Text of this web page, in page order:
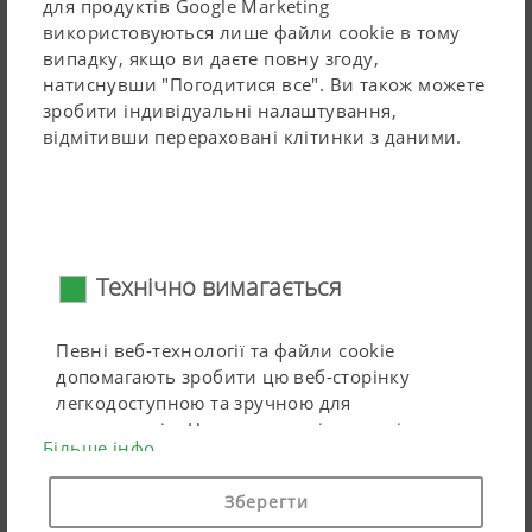
для продуктів Google Marketing
використовуються лише файли cookie в тому
випадку, якщо ви даєте повну згоду,
натиснувши "Погодитися все". Ви також можете
зробити індивідуальні налаштування,
відмітивши перераховані клітинки з даними.
Технічно вимагається
Певні веб-технології та файли cookie
допомагають зробити цю веб-сторінку
легкодоступною та зручною для
користувачів. Це означає як і основні
функції, такі як навігація на веб-сторінці, так
і правильне відображення у вашому
браузері або запит на вашу згоду. Ця веб-
Більше інфо
Зберегти
асортимент із гідравлічним варіантом.
Максимальний кут відхилення для великих
перешкод
Гарантія цілісності рами
Надзвичайно великий манометр на дишлі для
перевірки тиску спрацювання гідравлічних
елементів NOVA
Обладнання для внесення добрив